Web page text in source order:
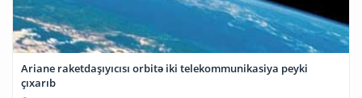
Ariane raketdaşıyıcısı orbitə iki telekommunikasiya peyki
çıxarıb